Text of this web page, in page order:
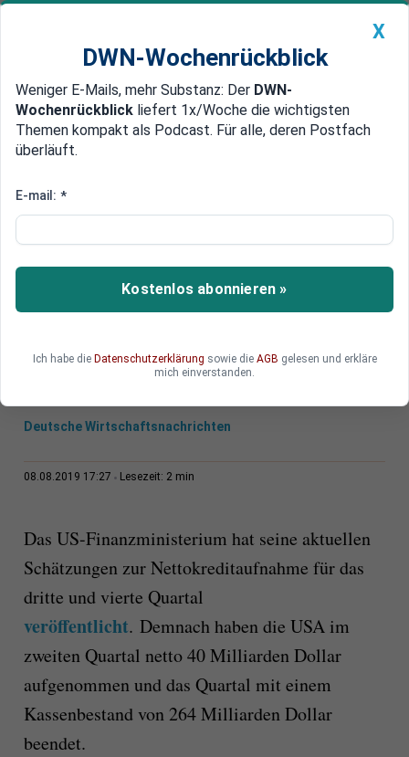
Newsticker MEIN DWN: Geldanlage Premium
Edelmetalle DWN-Magazin China
Mehr Schulden als Obama
Trump-Regierung macht
historisch hohe Schulden
Laut neuesten Schätzungen des US-
Deutsche Wirtschaftsnachrichten
08.08.2019 17:27 Lesezeit: 2 min
Das US-Finanzministerium hat seine aktuellen
Schätzungen zur Nettokreditaufnahme für das
dritte und vierte Quartal
veröffentlicht. Demnach haben die USA im
zweiten Quartal netto 40 Milliarden Dollar
aufgenommen und das Quartal mit einem
Kassenbestand von 264 Milliarden Dollar
beendet.
X
DWN-Wochenrückblick
Weniger E-Mails, mehr Substanz: Der DWN-
Wochenrückblick liefert 1x/Woche die wichtigsten
Themen kompakt als Podcast. Für alle, deren Postfach
überläuft.
E-mail: *
Kostenlos abonnieren »
Ich habe die Datenschutzerklärung sowie die AGB gelesen und erkläre
mich einverstanden.